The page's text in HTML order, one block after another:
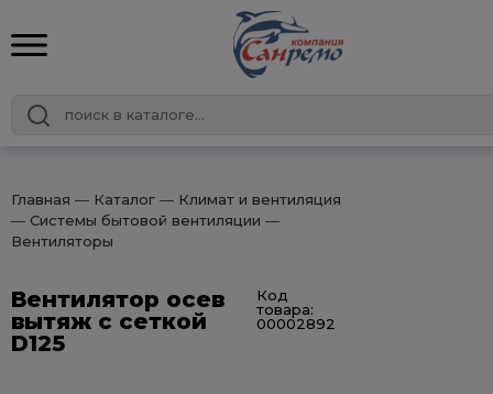
Главная ― Каталог ― Климат и вентиляция
― Системы бытовой вентиляции ―
Вентиляторы
Вентилятор осев
вытяж c сеткой
D125
Код
товара:
00002892